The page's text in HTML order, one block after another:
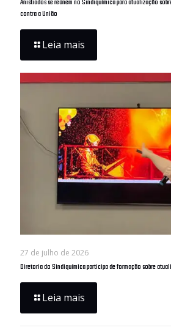
Anistiados se reúnem no Sindiquímica para atualização
contra a União
Leia mais
27 de julho de 2026
Diretoria do Sindiquímica participa de formação sobre
Leia mais